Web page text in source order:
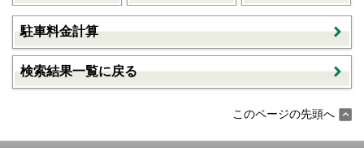
駐車料金計算
検索結果一覧に戻る
このページの先頭へ